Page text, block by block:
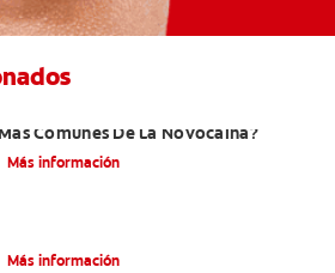
Más Comunes De La Novocaína?
Más información
Más información